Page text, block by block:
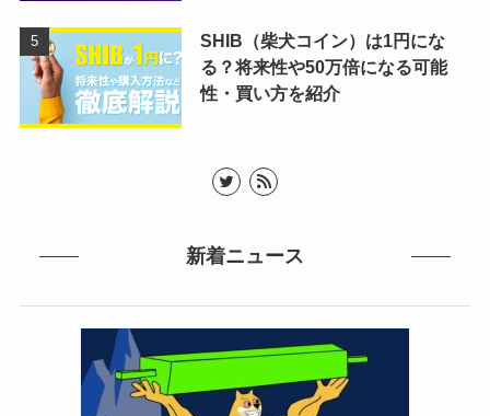
SHIB（柴犬コイン）は1円にな
る？将来性や50万倍になる可能
性・買い方を紹介
新着ニュース